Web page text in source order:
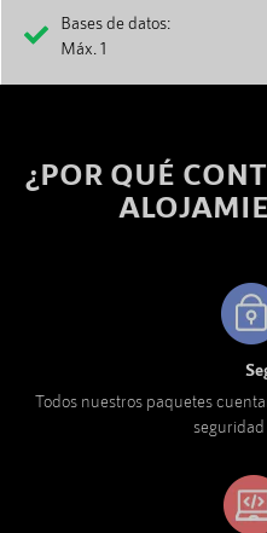
Bases de datos:
Máx. 1
¿POR QUÉ
Todos nuestros paquetes